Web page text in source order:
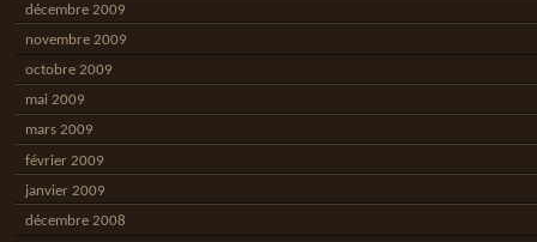
décembre 2009
novembre 2009
octobre 2009
mai 2009
mars 2009
février 2009
janvier 2009
décembre 2008